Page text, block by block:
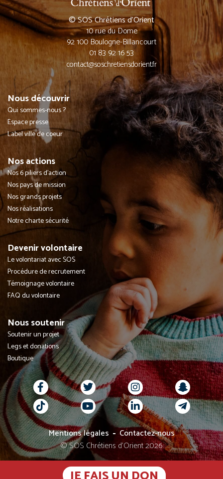
© SOS Chrétiens d’Orient
10 rue du Dome
92 100 Boulogne-Billancourt
01 83 92 16 53
contact@soschretiensdorient.fr
Nous découvrir
Qui sommes-nous ?
Espace presse
Label ville de coeur
Nos actions
Nos 6 piliers d'action
Nos pays de mission
Nos grands projets
Nos réalisations
Notre charte sécurité
Devenir volontaire
Le volontariat avec SOS
Procédure de recrutement
Témoignage volontaire
FAQ du volontaire
Nous soutenir
Soutenir un projet
Legs et donations
Boutique
Mentions légales
Contactez-nous
© SOS Chrétiens d’Orient 2026